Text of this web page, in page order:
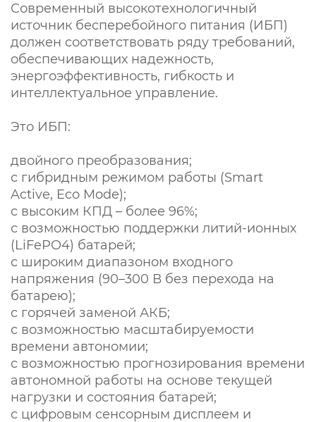
Современный высокотехнологичный
источник бесперебойного питания (ИБП)
должен соответствовать ряду требований,
обеспечивающих надежность,
энергоэффективность, гибкость и
интеллектуальное управление.
Это ИБП:
двойного преобразования;
с гибридным режимом работы (Smart
Active, Eco Mode);
с высоким КПД – более 96%;
с возможностью поддержки литий-ионных
(LiFePO4) батарей;
с широким диапазоном входного
напряжения (90–300 В без перехода на
батарею);
с горячей заменой АКБ;
с возможностью масштабируемости
времени автономии;
с возможностью прогнозирования времени
автономной работы на основе текущей
нагрузки и состояния батарей;
с цифровым сенсорным дисплеем и